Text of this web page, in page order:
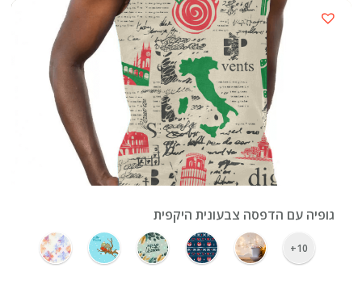
גופיה עם הדפסה צבעונית היקפית
10+